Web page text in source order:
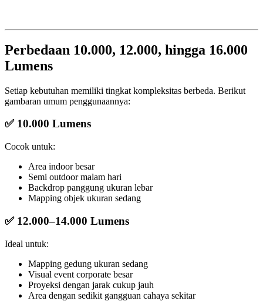
Perbedaan 10.000, 12.000, hingga 16.000
Lumens
Setiap kebutuhan memiliki tingkat kompleksitas berbeda. Berikut
gambaran umum penggunaannya:
✅ 10.000 Lumens
Cocok untuk:
Area indoor besar
Semi outdoor malam hari
Backdrop panggung ukuran lebar
Mapping objek ukuran sedang
✅ 12.000–14.000 Lumens
Ideal untuk:
Mapping gedung ukuran sedang
Visual event corporate besar
Proyeksi dengan jarak cukup jauh
Area dengan sedikit gangguan cahaya sekitar